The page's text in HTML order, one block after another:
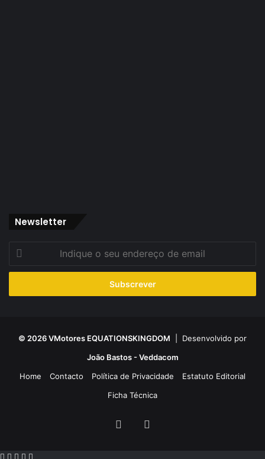
Newsletter
seu
de
© 2026 VMotores EQUATIONSKINGDOM | Desenvolvido por
João Bastos - Veddacom
Home
Contacto Política de Privacidade
Estatuto Editorial
Ficha Técnica
Facebook
Facebook
X WhatsApp
Telegram